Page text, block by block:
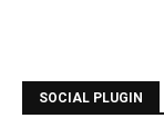
SOCIAL PLUGIN